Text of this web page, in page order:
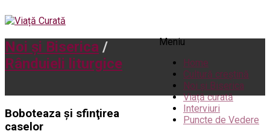
Meniu
Home
Cultură creștină
Noi și Biserica
Viață curată
Interviuri
Puncte de Vedere
Noi și Biserica /
Rânduieli liturgice
Boboteaza şi sfinţirea
caselor